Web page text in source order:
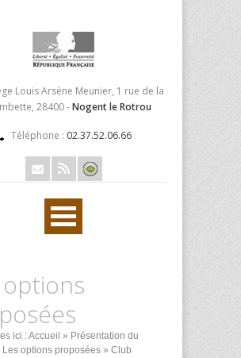
Louis Arsène Meunier, 1 rue de la
28400 -Nogent le Rotrou
Téléphone : 02.37.52.06.66
options
ici :Accueil » Présentation du
Les options proposées » Club